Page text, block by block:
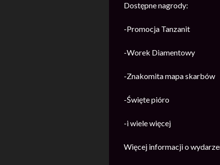
Dostępne nagrody:
-Promocja Tanzanit
-Worek Diamentowy
-Znakomita mapa skarbów
-Święte pióro
-i wiele więcej
Więcej informacji o